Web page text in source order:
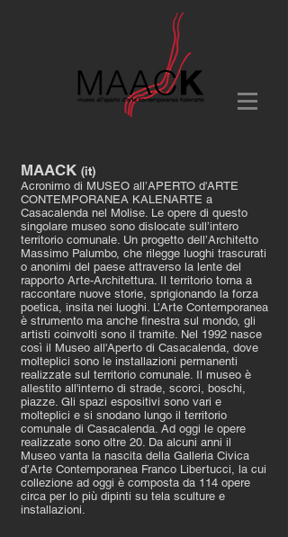
MAACK (it)
Acronimo di MUSEO all’APERTO d'ARTE
CONTEMPORANEA KALENARTE a
Casacalenda nel Molise. Le opere di questo
singolare museo sono dislocate sull’intero
territorio comunale. Un progetto dell’Architetto
Massimo Palumbo, che rilegge luoghi trascurati
o anonimi del paese attraverso la lente del
rapporto Arte-Architettura. Il territorio torna a
raccontare nuove storie, sprigionando la forza
poetica, insita nei luoghi. L’Arte Contemporanea
è strumento ma anche finestra sul mondo, gli
artisti coinvolti sono il tramite. Nel 1992 nasce
così il Museo all'Aperto di Casacalenda, dove
molteplici sono le installazioni permanenti
realizzate sul territorio comunale. Il museo è
allestito all'interno di strade, scorci, boschi,
piazze. Gli spazi espositivi sono vari e
molteplici e si snodano lungo il territorio
comunale di Casacalenda. Ad oggi le opere
realizzate sono oltre 20. Da alcuni anni il
Museo vanta la nascita della Galleria Civica
d’Arte Contemporanea Franco Libertucci, la cui
collezione ad oggi è composta da 114 opere
circa per lo più dipinti su tela sculture e
installazioni.